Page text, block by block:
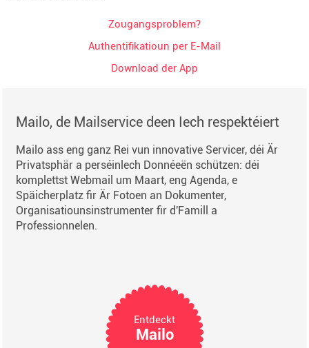
Zougangsproblem?
Authentifikatioun per E-Mail
Download der App
Mailo, de Mailservice deen Iech respektéiert
Mailo ass eng ganz Rei vun innovative Servicer, déi Är
Privatsphär a perséinlech Donnéeën schützen: déi
komplettst Webmail um Maart, eng Agenda, e
Späicherplatz fir Är Fotoen an Dokumenter,
Organisatiounsinstrumenter fir d'Famill a
Professionnelen.
Entdeckt
Mailo